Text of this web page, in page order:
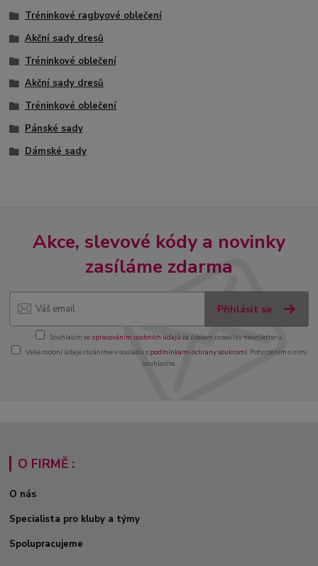
Tréninkové ragbyové oblečení
Akční sady dresů
Tréninkové oblečení
Akční sady dresů
Tréninkové oblečení
Pánské sady
Dámské sady
Akce, slevové kódy a novinky
zasíláme zdarma
Přihlásit se
Souhlasím se zpracováním osobních údajůza účelem rozesílky newsletteru.
Vaše osobní údaje chráníme v souladu s podmínkami ochrany soukromí. Potvrzením s nimi
souhlasíte.
O FIRMĚ :
O nás
Specialista pro kluby a týmy
Spolupracujeme